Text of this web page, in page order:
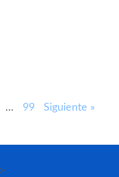
… 99 Siguiente »